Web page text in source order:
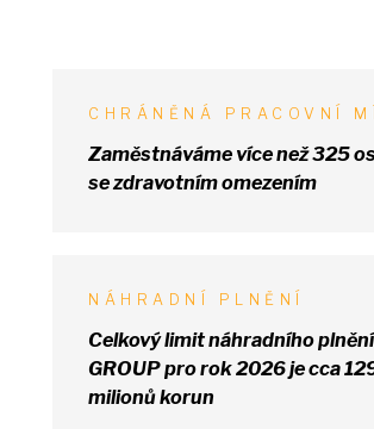
CHRÁNĚNÁ PRACOVNÍ
Zaměstnáváme více než 325
sezdravotním omezením
NÁHRADNÍ PLNĚNÍ
Celkový limit náhradního
GROUP pro rok 2026jecca
milionů korun